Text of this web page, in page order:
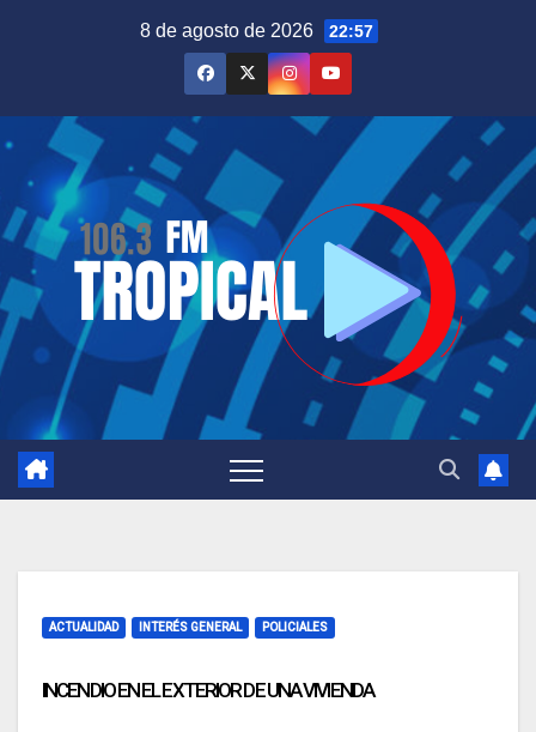
8 de agosto de 2026 22:57
ACTUALIDAD INTERÉS GENERAL POLICIALES
INCENDIO EN EL EXTERIOR DE UNA VIVIENDA